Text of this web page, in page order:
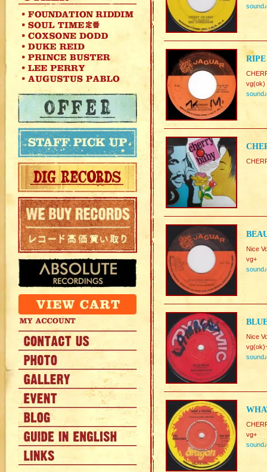
sound♪
vg(ok)
sound♪
Nice
vg+
sound♪
Nice
sound♪
vg+
sound♪